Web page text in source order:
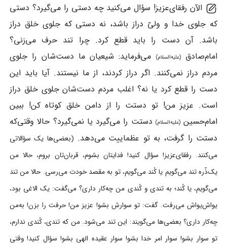
الآن رفقای‌عزیز! سؤال می‌کنید چه دستی را می‌گیرد؟ دستی
که جلوی خدا و ولیّ دراز باشد، نه دستی که جلوی خلق دراز
باشد. آن دست را باید قطع کرد. چرا تند حرف می‌زنی؟
امام‌صادق(علیه‌السلام)
می‌فرماید: شیعیان ما دست‌شان را جلوی
مردم دراز نمی‌کنند. اگر دراز کردند، از ما نیستند. آیا باید این
دست را قطع کرد یا نه؟ اغلب مردم دست‌شان جلوی خلق دراز
است. عزیز من! تو دستت را از دامن خلق کوتاه کن! ببین
امام‌حسین(علیه‌السلام) دستت را می‌گیرد یا نمی‌گیرد؟ حالا وقتی‌که
دستت را گرفت، به تو عظماییت می‌دهد. (بعضی‌ها یک سؤالاتی
می‌کنند. رفقای‌عزیز! سؤال کنید! فدایتان بشوم، قربان‌تان بروم، حالا من
یک‌ذّره تند می‌گویم یا کُند می‌گویم، تو به مقصد خودت می‌رسی. حالا من تند
می‌گویم، یا کُند؛ به تندی و کُندی من چه‌کار داری؟ می‌گفت: یک الاغی بود،
یواش‌یواش می‌رفت. گفت: تو سوارش بشو! عزیز من! حرفت را بزن! به‌من
چه‌کار داری؟ بعضی‌ها می‌گویند: این تند می‌شود. من که تندی، کُندی ندارم،
تو سوار بشو! سوار امر خدا بشو! سوار عقیده الهی بشو! سؤال کنید! وقتی